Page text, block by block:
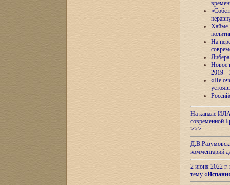
Хайме
На
Новое
«Не
На канале ИЛА
современной
>>>
комментарий
2 июня 2022 г.
тему «